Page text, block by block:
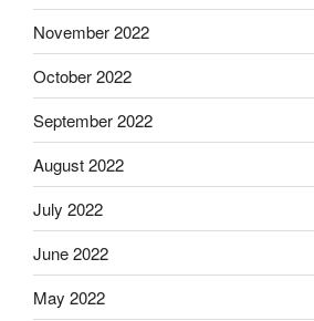
November 2022
October 2022
September 2022
August 2022
July 2022
June 2022
May 2022